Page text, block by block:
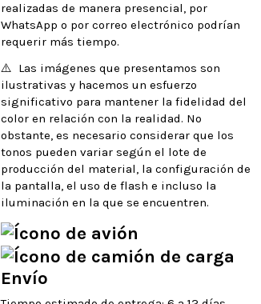
realizadas de manera presencial, por
WhatsApp o por correo electrónico podrían
requerir más tiempo.
⚠️ Las imágenes que presentamos son
ilustrativas y hacemos un esfuerzo
significativo para mantener la fidelidad del
color en relación con la realidad. No
obstante, es necesario considerar que los
tonos pueden variar según el lote de
producción del material, la configuración de
la pantalla, el uso de flash e incluso la
iluminación en la que se encuentren.
Envío